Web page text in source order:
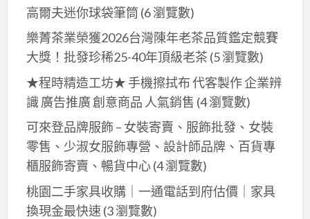
高爾夫迷你球袋筆筒(6 瀏覽數)
樂菁茶業榮獲2026台灣陳年老茶品質鑑定競賽
大獎！批發珍稀25-40年頂級老茶 (5 瀏覽數)
★程時精造工坊★ 手機擦拭布 代客製作 企業辨
識 廣告推廣 創意商品 人氣銷售 (4 瀏覽數)
可來登品牌服飾 – 女裝寄賣、服飾批發、女裝
零售、少淑女服飾專營、設計師品牌、百貨專
櫃服飾寄賣、暢貨中心(4 瀏覽數)
桃園二手家具收購｜一通電話到府估價｜家具
換現金最快速 (3 瀏覽數)